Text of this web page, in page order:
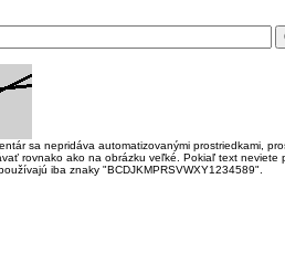
sa nepridáva automatizovanými prostriedkami,
rovnako ako na obrázku veľké. Pokiaľ text neviete
iba znaky "BCDJKMPRSVWXY1234589".